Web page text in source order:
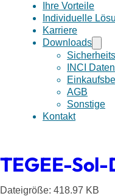
Ihre Vorteile
Individuelle
Karriere
Downloads
INCI
AGB
Sonstige
Kontakt
TEGEE-Sol-
Dateigröße: 418.97 KB